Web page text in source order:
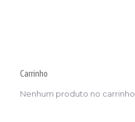
Carrinho
Nenhum produto no carrinho.